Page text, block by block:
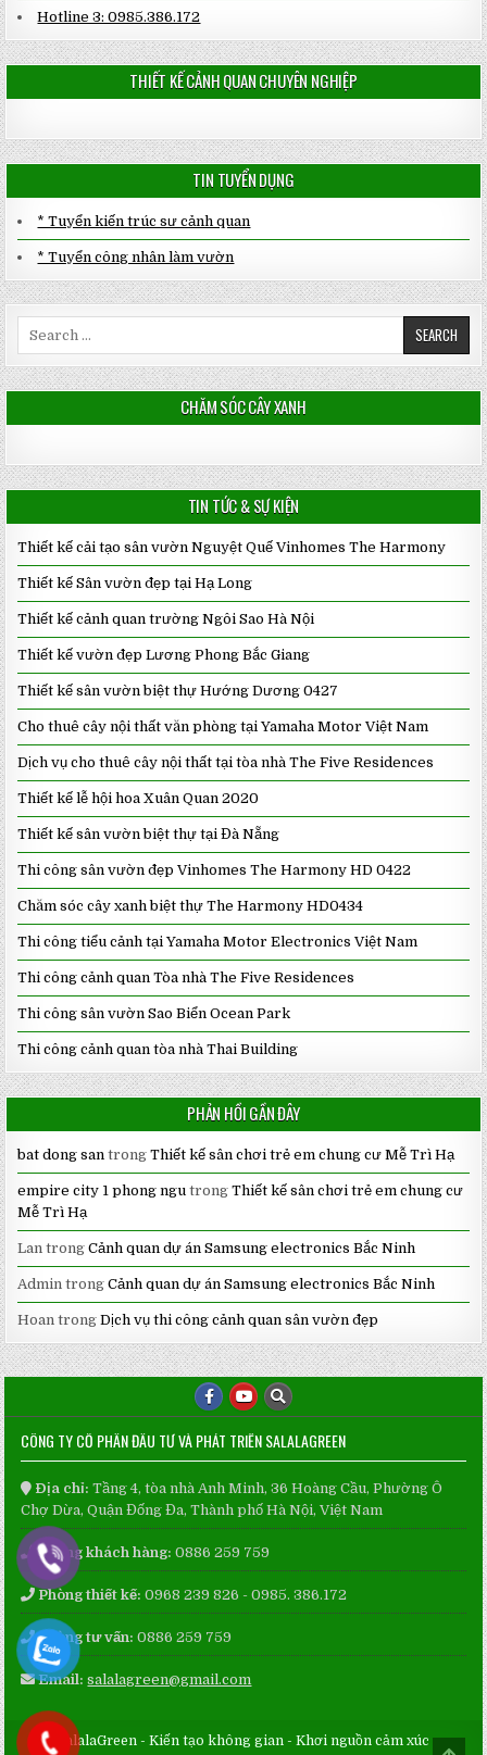
Hotline 3: 0985.386.172
THIẾT KẾ CẢNH QUAN CHUYÊN NGHIỆP
TIN TUYỂN DỤNG
* Tuyển kiến trúc sư cảnh quan
* Tuyển công nhân làm vườn
CHĂM SÓC CÂY XANH
TIN TỨC & SỰ KIỆN
Thiết kế cải tạo sân vườn Nguyệt Quế Vinhomes The Harmony
Thiết kế Sân vườn đẹp tại Hạ Long
Thiết kế cảnh quan trường Ngôi Sao Hà Nội
Thiết kế vườn đẹp Lương Phong Bắc Giang
Thiết kế sân vườn biệt thự Hướng Dương 0427
Cho thuê cây nội thất văn phòng tại Yamaha Motor Việt Nam
Dịch vụ cho thuê cây nội thất tại tòa nhà The Five Residences
Thiết kế lễ hội hoa Xuân Quan 2020
Thiết kế sân vườn biệt thự tại Đà Nẵng
Thi công sân vườn đẹp Vinhomes The Harmony HD 0422
Chăm sóc cây xanh biệt thự The Harmony HD0434
Thi công tiểu cảnh tại Yamaha Motor Electronics Việt Nam
Thi công cảnh quan Tòa nhà The Five Residences
Thi công sân vườn Sao Biển Ocean Park
Thi công cảnh quan tòa nhà Thai Building
PHẢN HỒI GẦN ĐÂY
bat dong san trongThiết kế sân chơi trẻ em chung cư Mễ Trì Hạ
empire city 1 phong ngu trongThiết kế sân chơi trẻ em chung cư
Mễ Trì Hạ
Lan trongCảnh quan dự án Samsung electronics Bắc Ninh
Admin trongCảnh quan dự án Samsung electronics Bắc Ninh
Hoan trongDịch vụ thi công cảnh quan sân vườn đẹp
CÔNG TY CỔ PHẦN ĐẦU TƯ VÀ PHÁT TRIỂN SALALAGREEN
Địa chỉ: Tầng 4, tòa nhà Anh Minh, 36 Hoàng Cầu, Phường Ô
Chợ Dừa, Quận Đống Đa, Thành phố Hà Nội, Việt Nam
Phòng khách hàng: 0886 259 759
Phòng thiết kế: 0968 239 826 - 0985. 386.172
Phòng tư vấn: 0886 259 759
Email: salalagreen@gmail.com
SalalaGreen - Kiến tạo không gian - Khơi nguồn cảm xúc